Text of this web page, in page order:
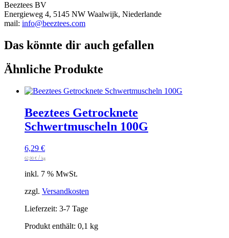
Beeztees BV
Energieweg 4, 5145 NW Waalwijk, Niederlande
mail: info@beeztees.com
Das könnte dir auch gefallen
Ähnliche Produkte
Beeztees Getrocknete
Schwertmuscheln 100G
6,29 €
62,90 € / kg
inkl. 7 % MwSt.
zzgl. Versandkosten
Lieferzeit: 3-7 Tage
Produkt enthält: 0,1 kg